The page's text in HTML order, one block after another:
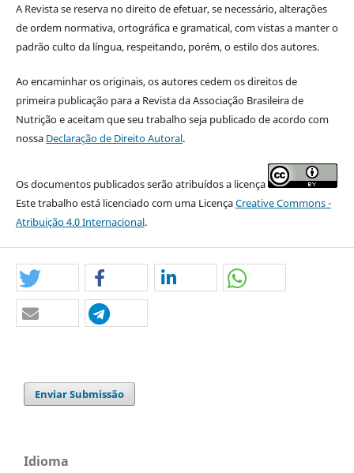
A Revista se reserva no direito de efetuar, se necessário, alterações
de ordem normativa, ortográfica e gramatical, com vistas a manter o
padrão culto da língua, respeitando, porém, o estilo dos autores.
Ao encaminhar os originais, os autores cedem os direitos de
primeira publicação para a Revista da Associação Brasileira de
Nutrição e aceitam que seu trabalho seja publicado de acordo com
nossa Declaração de Direito Autoral.
Os documentos publicados serão atribuídos a licença
Este trabalho está licenciado com uma LicençaCreative Commons -
Atribuição 4.0 Internacional.
Enviar Submissão
Idioma